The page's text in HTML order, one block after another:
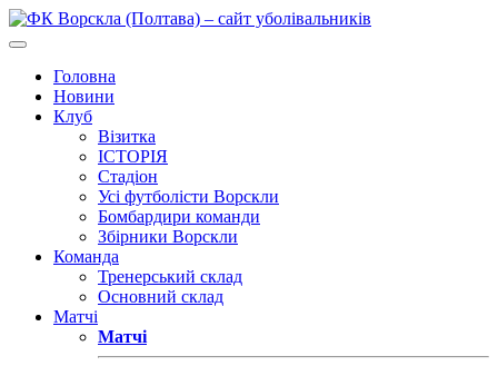
Головна
Новини
Клуб
Візитка
ІСТОРІЯ
Стадіон
Усі футболісти Ворскли
Бомбардири команди
Збірники Ворскли
Команда
Тренерський склад
Основний склад
Матчі
Матчі